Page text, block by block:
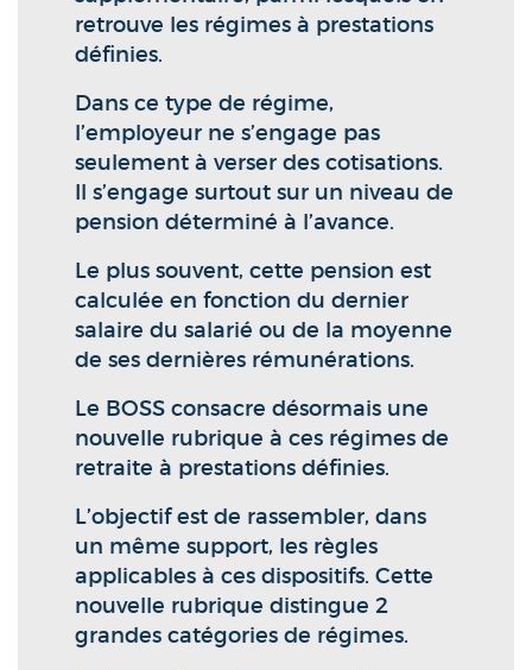
retrouve les régimes à prestations
définies.
Dans ce type de régime,
l’employeur ne s’engage pas
seulement à verser des cotisations.
Il s’engage surtout sur un niveau de
pension déterminé à l’avance.
Le plus souvent, cette pension est
calculée en fonction du dernier
salaire du salarié ou de la moyenne
de ses dernières rémunérations.
Le BOSS consacre désormais une
nouvelle rubrique à ces régimes de
retraite à prestations définies.
L’objectif est de rassembler, dans
un même support, les règles
applicables à ces dispositifs. Cette
nouvelle rubrique distingue 2
grandes catégories de régimes.